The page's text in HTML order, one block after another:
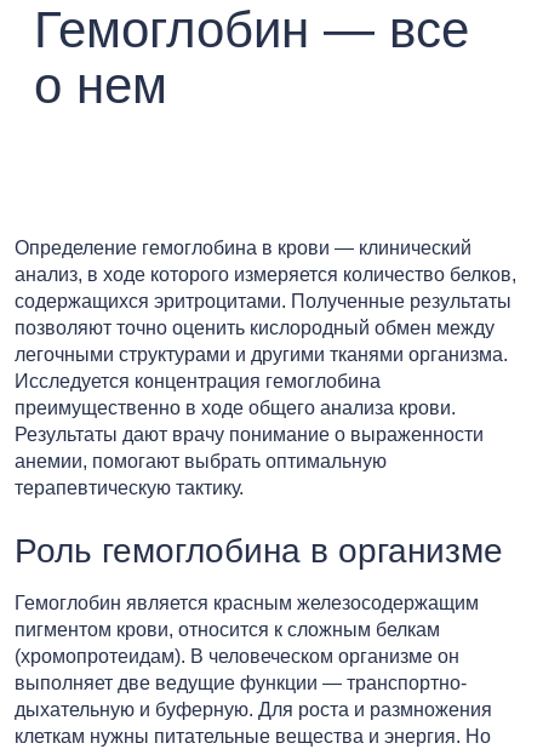
Гемоглобин — все
о нем
Определение гемоглобина в крови — клинический
анализ, в ходе которого измеряется количество белков,
содержащихся эритроцитами. Полученные результаты
позволяют точно оценить кислородный обмен между
легочными структурами и другими тканями организма.
Исследуется концентрация гемоглобина
преимущественно в ходе общего анализа крови.
Результаты дают врачу понимание о выраженности
анемии, помогают выбрать оптимальную
терапевтическую тактику.
Роль гемоглобина в организме
Гемоглобин является красным железосодержащим
пигментом крови, относится к сложным белкам
(хромопротеидам). В человеческом организме он
выполняет две ведущие функции — транспортно-
дыхательную и буферную. Для роста и размножения
клеткам нужны питательные вещества и энергия. Но